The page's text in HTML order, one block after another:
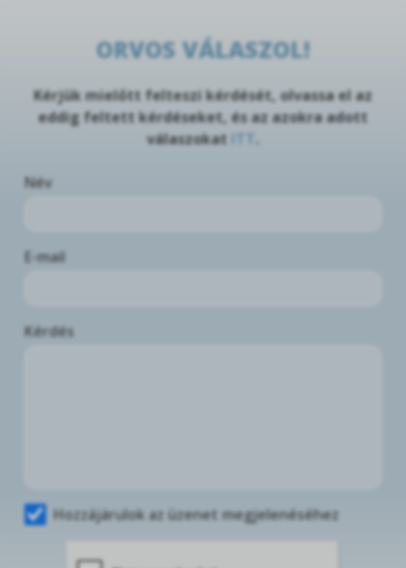
ORVOS VÁLASZOL!
Kérjük mielőtt felteszi kérdését, olvassa el az
eddig feltett kérdéseket, és az azokra adott
válaszokat
Név
E-mail
Kérdés
Hozzájárulok az üzenet megjelenéséhez